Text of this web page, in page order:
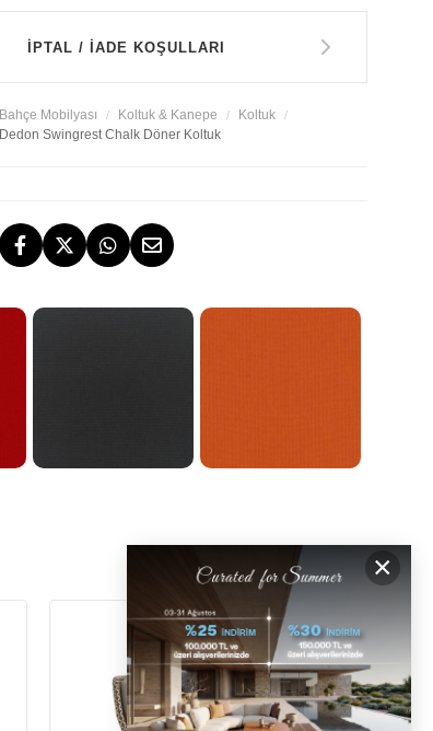
Kredi Kartı Tek Çekim
GARANTİ
TESLİMAT
İstanbul, İzmir ve Bodrum (Muğla)
İPTAL / İADE KOŞULLARI
ÜCRETSİZ İADE HAKKI
[email protected]
Bahçe Mobilyası Koltuk & Kanepe
Koltuk
Dedon Swingrest Chalk Döner Koltuk
×